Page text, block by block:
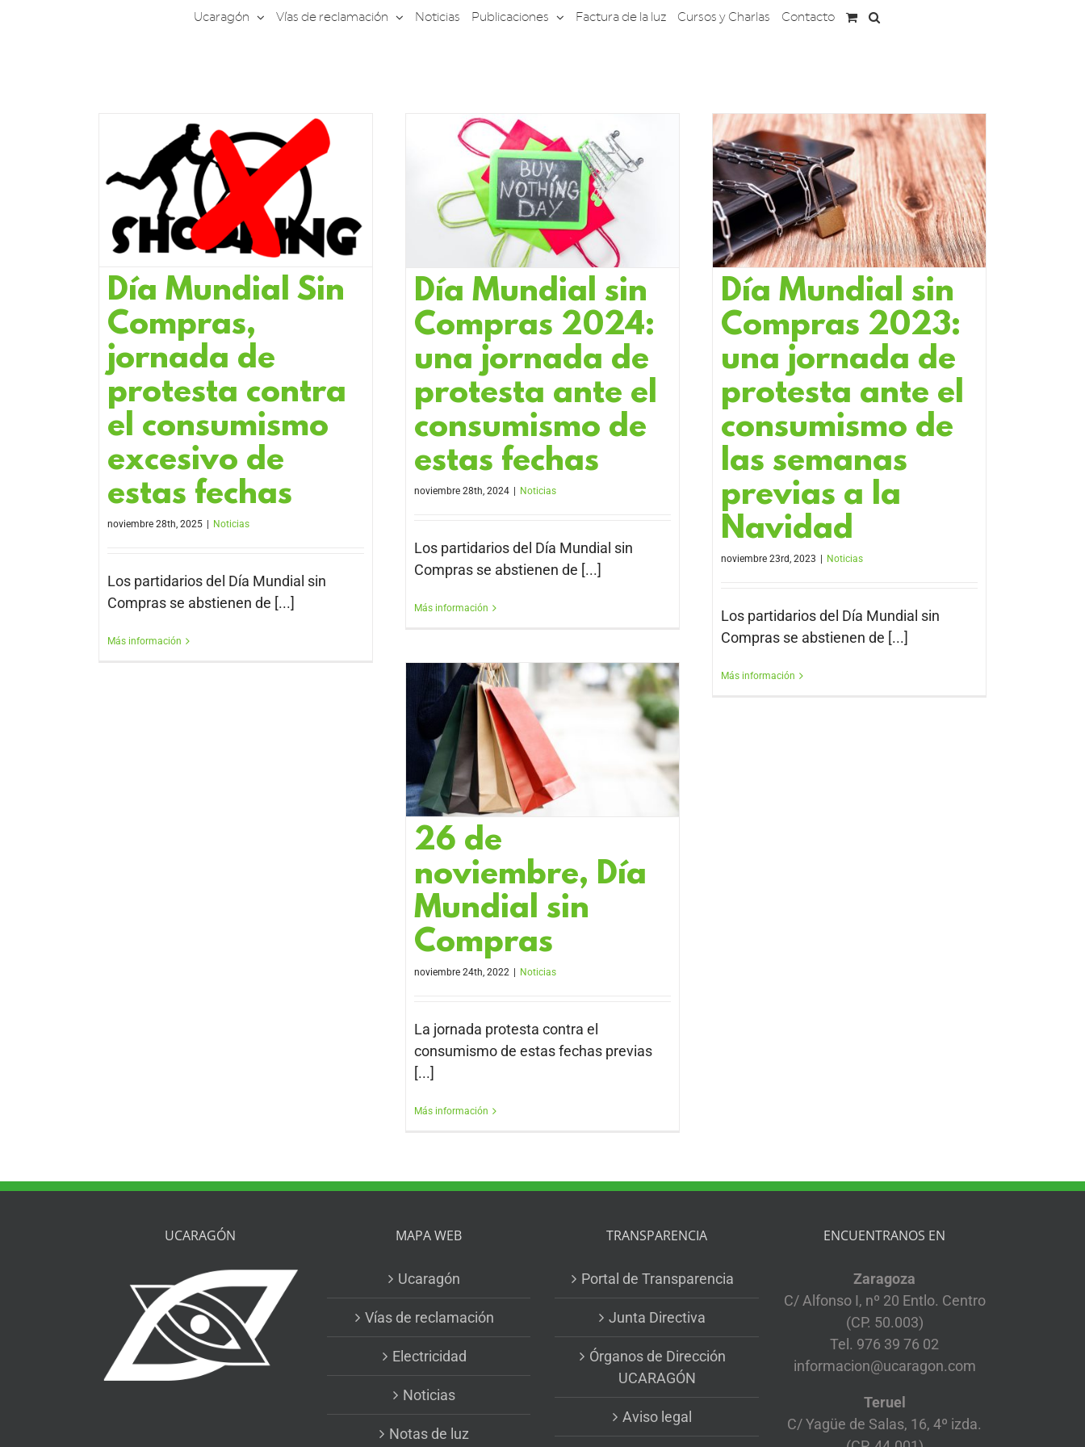
Ucaragón Vías de reclamación Noticias Publicaciones Factura de la luz Cursos y Charlas Contacto
Día Mundial Sin
Compras,
jornada de
protesta contra
el consumismo
excesivo de
estas fechas
noviembre 28th, 2025 Noticias
Los partidarios del Día Mundial sin
Compras se abstienen de [...]
Más información
Día Mundial sin
Compras 2024:
una jornada de
protesta ante el
consumismo de
estas fechas
noviembre 28th, 2024 Noticias
Los partidarios del Día Mundial sin
Compras se abstienen de [...]
Más información
Día Mundial sin
Compras 2023:
una jornada de
protesta ante el
consumismo de
las semanas
previas a la
Navidad
noviembre 23rd, 2023 Noticias
Los partidarios del Día Mundial sin
Compras se abstienen de [...]
Más información
26 de
noviembre, Día
Mundial sin
Compras
noviembre 24th, 2022 Noticias
La jornada protesta contra el
consumismo de estas fechas previas
[...]
Más información
UCARAGÓN MAPA WEB
Ucaragón
Vías de reclamación
Electricidad
Noticias
Notas de luz
TRANSPARENCIA
Portal de Transparencia
Junta Directiva
Órganos de Dirección
UCARAGÓN
Aviso legal
ENCUENTRANOS EN
Zaragoza
C/ Alfonso I, nº 20 Entlo. Centro
(CP. 50.003)
Tel. 976 39 76 02
informacion@ucaragon.com
Teruel
C/ Yagüe de Salas, 16, 4º izda.